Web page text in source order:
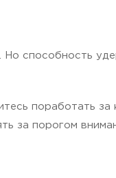
способность
поработать за
за порогом